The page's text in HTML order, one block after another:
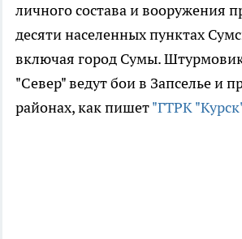
личного состава и вооружения
десяти населенных пунктах
включая город Сумы.
"Север" ведут бои в Запселье и
районах, как пишет"ГТРК